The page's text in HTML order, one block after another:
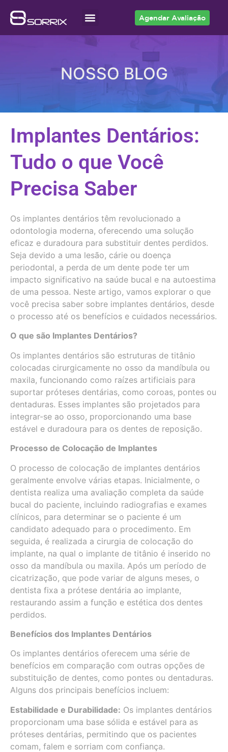
Agendar Avaliação
NOSSO BLOG
Implantes Dentários:
Tudo o que Você
Precisa Saber
Os implantes dentários têm revolucionado a
odontologia moderna, oferecendo uma solução
eficaz e duradoura para substituir dentes perdidos.
Seja devido a uma lesão, cárie ou doença
periodontal, a perda de um dente pode ter um
impacto significativo na saúde bucal e na autoestima
de uma pessoa. Neste artigo, vamos explorar o que
você precisa saber sobre implantes dentários, desde
o processo até os benefícios e cuidados necessários.
O que são Implantes Dentários?
Os implantes dentários são estruturas de titânio
colocadas cirurgicamente no osso da mandíbula ou
maxila, funcionando como raízes artificiais para
suportar próteses dentárias, como coroas, pontes ou
dentaduras. Esses implantes são projetados para
integrar-se ao osso, proporcionando uma base
estável e duradoura para os dentes de reposição.
Processo de Colocação de Implantes
O processo de colocação de implantes dentários
geralmente envolve várias etapas. Inicialmente, o
dentista realiza uma avaliação completa da saúde
bucal do paciente, incluindo radiografias e exames
clínicos, para determinar se o paciente é um
candidato adequado para o procedimento. Em
seguida, é realizada a cirurgia de colocação do
implante, na qual o implante de titânio é inserido no
osso da mandíbula ou maxila. Após um período de
cicatrização, que pode variar de alguns meses, o
dentista fixa a prótese dentária ao implante,
restaurando assim a função e estética dos dentes
perdidos.
Benefícios dos Implantes Dentários
Os implantes dentários oferecem uma série de
benefícios em comparação com outras opções de
substituição de dentes, como pontes ou dentaduras.
Alguns dos principais benefícios incluem:
Estabilidade e Durabilidade: Os implantes dentários
proporcionam uma base sólida e estável para as
próteses dentárias, permitindo que os pacientes
comam, falem e sorriam com confiança.